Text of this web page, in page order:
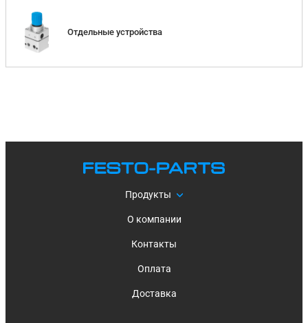
Отдельные устройства
Продукты
О компании
Контакты
Оплата
Доставка